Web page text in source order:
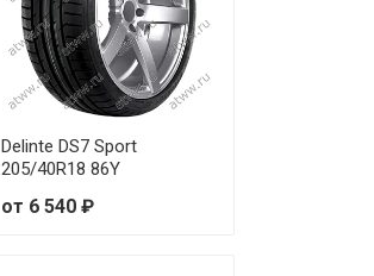
Delinte DS7 Sport
205/40R18 86Y
от 6 540 ₽